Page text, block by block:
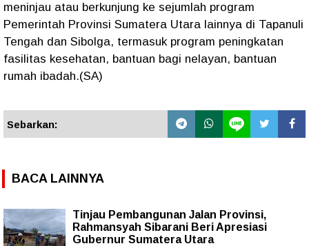
meninjau atau berkunjung ke sejumlah program
Pemerintah Provinsi Sumatera Utara lainnya di Tapanuli
Tengah dan Sibolga, termasuk program peningkatan
fasilitas kesehatan, bantuan bagi nelayan, bantuan
rumah ibadah.(SA)
Sebarkan:
BACA LAINNYA
Tinjau Pembangunan Jalan Provinsi,
Rahmansyah Sibarani Beri Apresiasi
Gubernur Sumatera Utara